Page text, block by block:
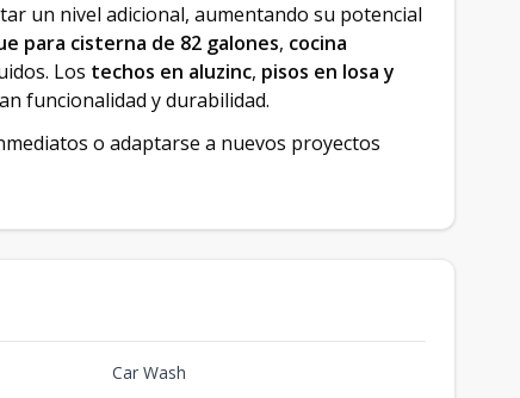
un nivel adicional, aumentando su potencial
para cisterna de 82 galones, cocina
Los techos en aluzinc, pisos en losa y
funcionalidad y durabilidad.
o adaptarse a nuevos proyectos
Car Wash